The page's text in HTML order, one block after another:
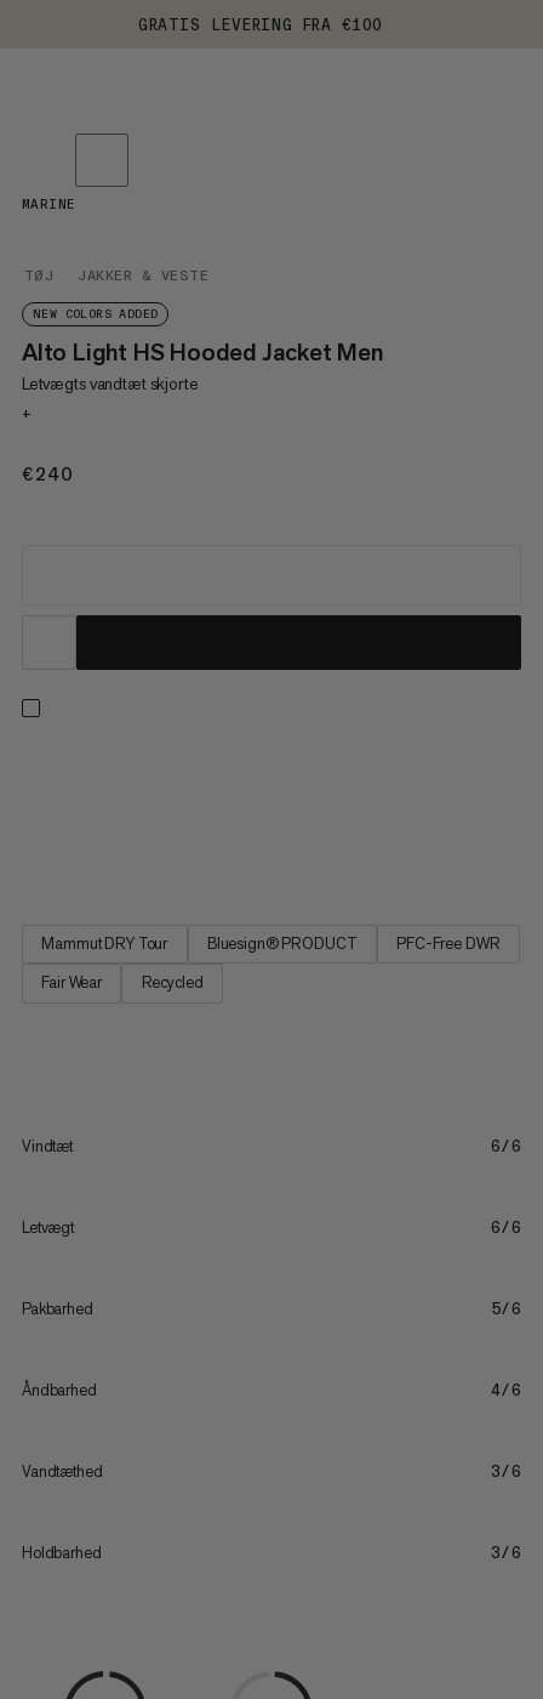
GRATIS LEVERING FRA €100
TØJ JAKKER & VESTE
NEW COLORS ADDED
Alto Light HS Hooded Jacket Men
Letvægts vandtæt skjorte
+
€240
MARINE
Mammut DRY Tour Bluesign® PRODUCT
PFC-Free DWR
Fair Wear
Recycled
Vindtæt 6/6
Letvægt 6/6
Pakbarhed 5/6
Åndbarhed 4/6
Vandtæthed 3/6
Holdbarhed 3/6